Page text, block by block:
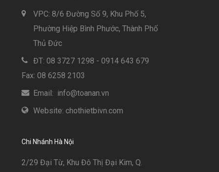
VPC: 8/6 Đường Số 9, Khu Phố 5,
Phường Hiệp Bình Phước, Thành Phố
Thủ Đức
ĐT: 08 3727 1298 - 0914 643 679
Fax: 08 6258 2103
Email: info@toanan.vn
Website: chothietbivn.com
Chi Nhánh Hà Nội
2/29 Đại Từ, Khu Đô Thị Đại Kim, Q.